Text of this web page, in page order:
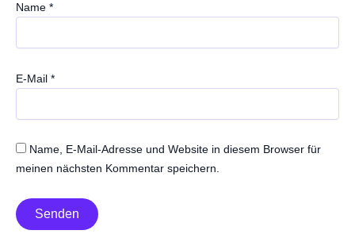
Name *
E-Mail *
Name, E-Mail-Adresse und Website in diesem Browser für
meinen nächsten Kommentar speichern.